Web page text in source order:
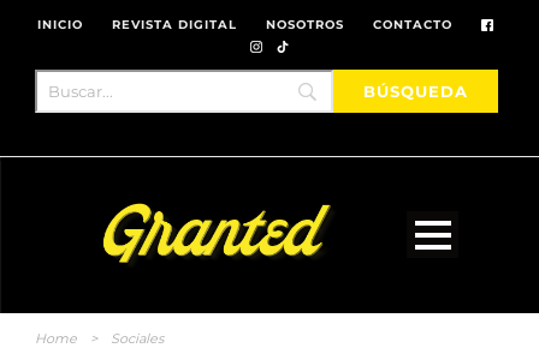
INICIO REVISTA DIGITAL NOSOTROS CONTACTO
Home > Sociales